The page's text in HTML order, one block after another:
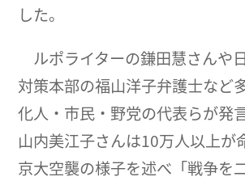
した。
ルポライターの鎌田慧さんや
対策本部の福山洋子弁護士など
化人・市民・野党の代表らが発
山内美江子さんは10万人以上が
京大空襲の様子を述べ「戦争を